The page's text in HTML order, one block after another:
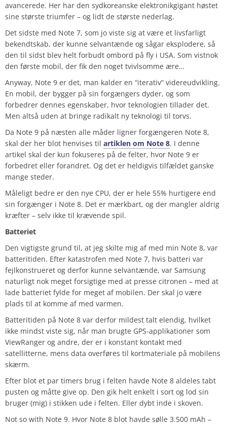
avancerede. Her har den sydkoreanske elektronikgigant høstet
sine største triumfer – og lidt de største nederlag.
Det sidste med Note 7, som jo viste sig at være et livsfarligt
bekendtskab, der kunne selvantænde og sågar eksplodere, så
den til sidst blev helt forbudt ombord på fly i USA. Som vistnok
den første mobil, der fik den noget tvivlsomme ære…
Anyway, Note 9 er det, man kalder en “iterativ” videreudvikling.
En mobil, der bygger på sin forgængers dyder, og som
forbedrer dennes egenskaber, hvor teknologien tillader det.
Men altså uden at bringe radikalt ny teknologi til torvs.
Da Note 9 på næsten alle måder ligner forgængeren Note 8,
skal der her blot henvises til artiklen om Note 8. I denne
artikel skal der kun fokuseres på de felter, hvor Note 9 er
forbedret eller forandret. Og det er heldigvis tilfældet ganske
mange steder.
Måleligt bedre er den nye CPU, der er hele 55% hurtigere end
sin forgænger i Note 8. Det er mærkbart, og der mangler aldrig
kræfter – selv ikke til krævende spil.
Batteriet
Den vigtigste grund til, at jeg skilte mig af med min Note 8, var
batteritiden. Efter katastrofen med Note 7, hvis batteri var
fejlkonstrueret og derfor kunne selvantænde, var Samsung
naturligt nok meget forsigtige med at presse citronen – med at
lade batteriet fylde for meget af mobilen. Der skal jo være
plads til at komme af med varmen.
Batteritiden på Note 8 var derfor mildest talt elendig, hvilket
ikke mindst viste sig, når man brugte GPS-applikationer som
ViewRanger og andre, der er i konstant kontakt med
satellitterne, mens data overføres til kortmateriale på mobilens
skærm.
Efter blot et par timers brug i felten havde Note 8 aldeles tabt
pusten og måtte give op. Den gik helt enkelt i sort og lod sin
bruger (mig) i stikken ude i felten. Eller dybt inde i skoven.
Not so with Note 9. Hvor Note 8 blot havde sølle 3.500 mAh –